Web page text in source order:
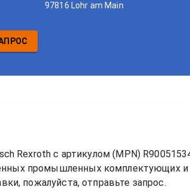
97816 Lohr am Main
Rexroth с артикулом (MPN)
промышленных комплектующих и
пожалуйста, отправьте запрос.